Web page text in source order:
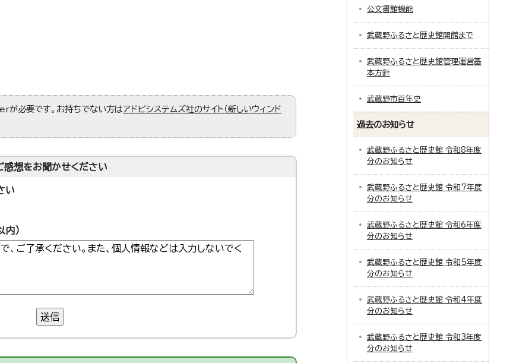
必要です。お持ちでない方はアドビシステムズ社のサイト（新しいウィンド
感想をお聞かせください
い
）
送信
公文書館機能
武蔵野ふるさと歴史館開館まで
武蔵野ふるさと歴史館管理運営基
本方針
武蔵野市百年史
過去のお知らせ
武蔵野ふるさと歴史館 令和8年度
分のお知らせ
武蔵野ふるさと歴史館 令和7年度
分のお知らせ
武蔵野ふるさと歴史館 令和6年度
分のお知らせ
武蔵野ふるさと歴史館 令和5年度
分のお知らせ
武蔵野ふるさと歴史館 令和4年度
分のお知らせ
武蔵野ふるさと歴史館 令和3年度
分のお知らせ